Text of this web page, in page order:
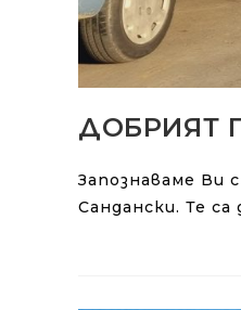
ДОБРИЯТ
Запознаваме Ви
Сандански. Те